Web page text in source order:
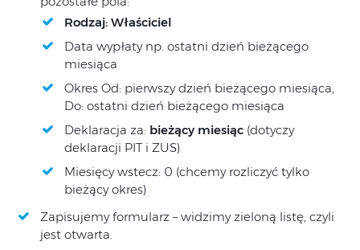
Rodzaj: Właściciel
Data wypłaty np. ostatni dzień bieżącego
miesiąca
Okres Od: pierwszy dzień bieżącego miesiąca,
Do: ostatni dzień bieżącego miesiąca
Deklaracja za: bieżący miesiąc (dotyczy
deklaracji PIT i ZUS)
Miesięcy wstecz: 0 (chcemy rozliczyć tylko
bieżący okres)
Zapisujemy formularz – widzimy zieloną listę, czyli
jest otwarta.